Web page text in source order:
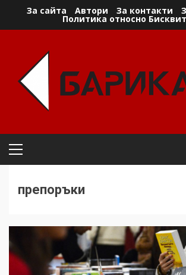
За сайта Автори За контакти
Политика относно
Primary
препоръки